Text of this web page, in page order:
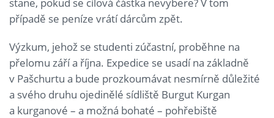
případě se peníze vrátí dárcům zpět.
Výzkum, jehož se studenti zúčastní, proběhne na
přelomu září a října. Expedice se usadí na základně
v Pašchurtu a bude prozkoumávat nesmírně důležité
a svého druhu ojedinělé sídliště Burgut Kurgan
a kurganové – a možná bohaté – pohřebiště